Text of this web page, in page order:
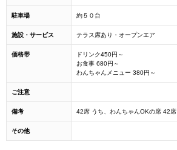
駐車場 約５０台
施設・サービス テラス席あり・オープンエア
価格帯
ドリンク450円～
お食事 680円～
わんちゃんメニュー 380円～
ご注意
備考 42席 うち、わんちゃんOKの席 42席
その他